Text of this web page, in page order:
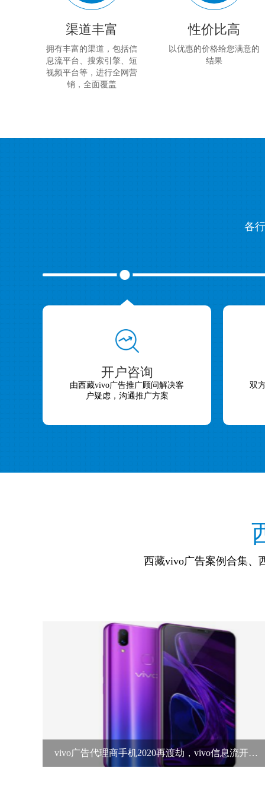
渠道丰富
拥有丰富的渠道，包括信
息流平台、搜索引擎、短
视频平台等，进行全网营
销，全面覆盖
性价比高
以优惠的价格给您满意的
结果
各
开户咨询
由西藏vivo广告推广顾问解决客
户疑虑，沟通推广方案
双
西藏vivo广告案例合集、
vivo广告代理商手机2020再渡劫，vivo信息流开户多少钱？